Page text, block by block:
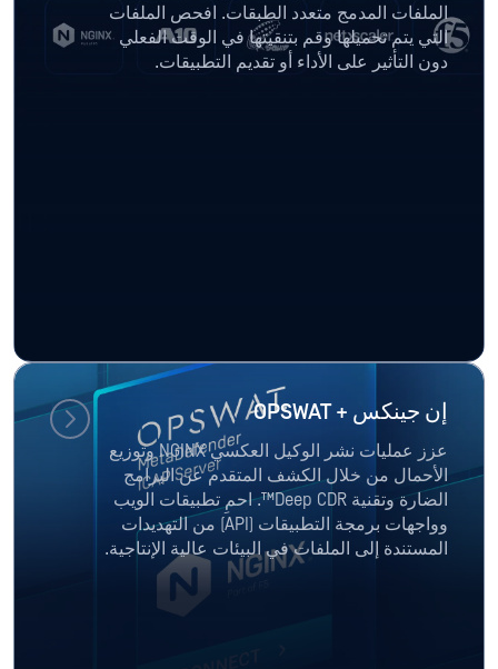
الملفات المدمج متعدد الطبقات. افحص الملفات
التي يتم تحميلها وقم بتنقيتها في الوقت الفعلي
دون التأثير على الأداء أو تقديم التطبيقات.
إن جينكس + OPSWAT
عزز عمليات نشر الوكيل العكسي NGINX وتوزيع
الأحمال من خلال الكشف المتقدم عن البرامج
الضارة وتقنية Deep CDR™. احمِ تطبيقات الويب
وواجهات برمجة التطبيقات (API) من التهديدات
المستندة إلى الملفات في البيئات عالية الإنتاجية.